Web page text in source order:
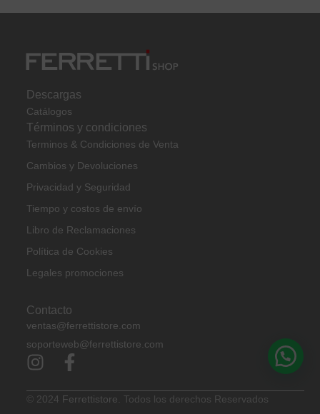
Descargas
Catálogos
Términos y condiciones
Terminos & Condiciones de Venta
Cambios y Devoluciones
Privacidad y Seguridad
Tiempo y costos de envío
Libro de Reclamaciones
Política de Cookies
Legales promociones
Contacto
ventas@ferrettistore.com
soporteweb@ferrettistore.com
© 2024 Ferrettistore. Todos los derechos Reservados